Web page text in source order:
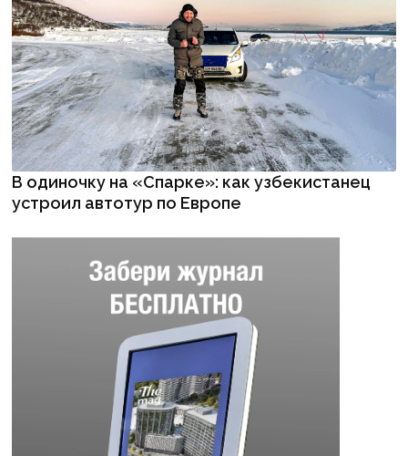
В одиночку на «Спарке»: как узбекистанец
устроил автотур по Европе